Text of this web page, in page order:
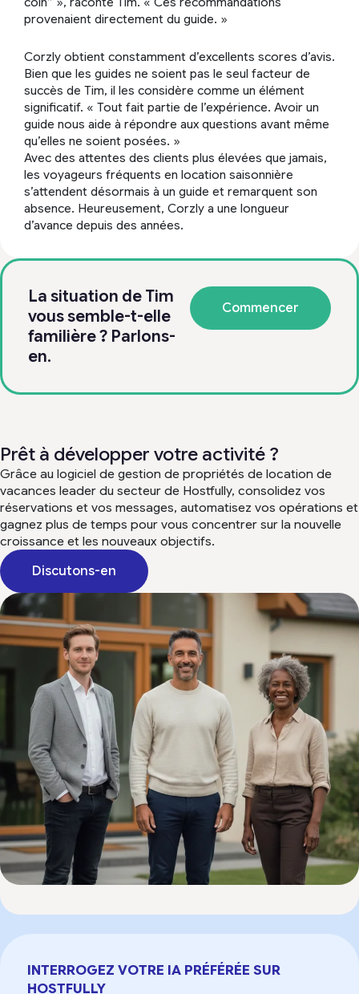
provenaient directement du guide. »
Corzly obtient constamment d’excellents scores d’avis.
Bien que les guides ne soient pas le seul facteur de
succès de Tim, il les considère comme un élément
significatif. « Tout fait partie de l’expérience. Avoir un
guide nous aide à répondre aux questions avant même
qu’elles ne soient posées. »
Avec des attentes des clients plus élevées que jamais,
les voyageurs fréquents en location saisonnière
s’attendent désormais à un guide et remarquent son
absence. Heureusement, Corzly a une longueur
d’avance depuis des années.
La situation de Tim
vous semble-t-elle
familière ? Parlons-
en.
Commencer
Prêt à développer votre activité ?
Grâce au logiciel de gestion de propriétés de location de
vacances leader du secteur de Hostfully, consolidez vos
réservations et vos messages, automatisez vos opérations et
gagnez plus de temps pour vous concentrer sur la nouvelle
croissance et les nouveaux objectifs.
Discutons-en
INTERROGEZ VOTRE IA PRÉFÉRÉE SUR
HOSTFULLY